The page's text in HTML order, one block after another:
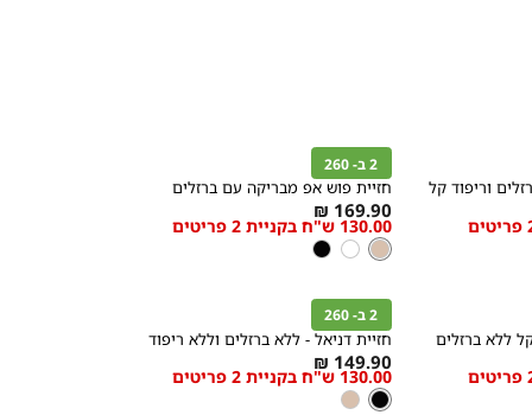
וריפוד קל
Color
ניוד
מידה
הוספה
לסל
2 ב- 260
חזיית פוש אפ מבריקה עם ברזלים
As
low
as
169.90 ₪
130.00 ש"ח בקניית 2 פריטים
צבע
ניוד
ניוד לבן שחור
ללא ברזלים
קנייה
Color
שחור
מידה
הוספה
לסל
2 ב- 260
חזיית דניאל - ללא ברזלים וללא ריפוד
As
low
as
149.90 ₪
130.00 ש"ח בקניית 2 פריטים
צבע
שחור
שחורניוד